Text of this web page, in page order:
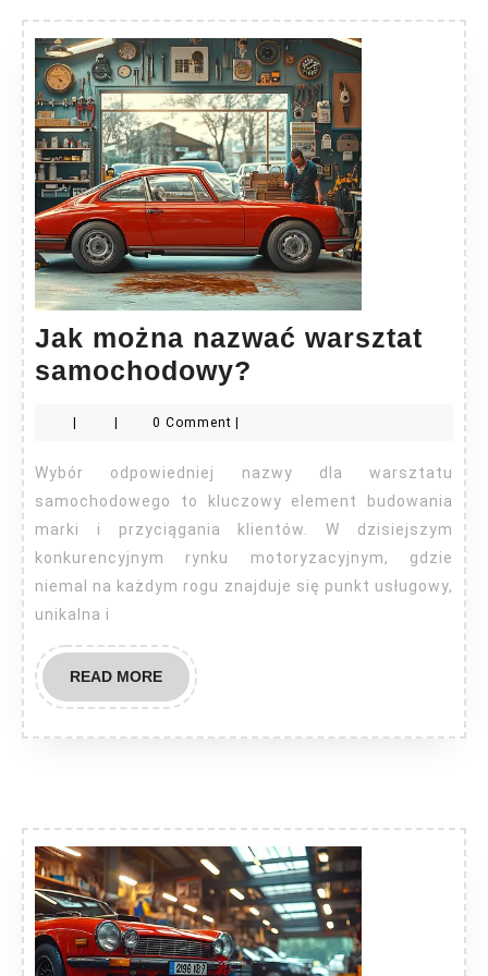
Jak można nazwać warsztat
samochodowy?
warsztat
samochodowy?
0 Comment
Wybór odpowiedniej nazwy dla warsztatu
samochodowego to kluczowy element budowania
marki i przyciągania klientów. W dzisiejszym
konkurencyjnym rynku motoryzacyjnym, gdzie
niemal na każdym rogu znajduje się punkt usługowy,
unikalna i
READ MOREREAD
MORE